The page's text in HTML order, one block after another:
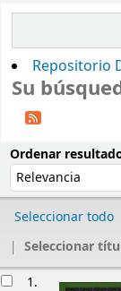
Repositorio
Su
Ordenar
Seleccionar todo
Seleccionar
1.